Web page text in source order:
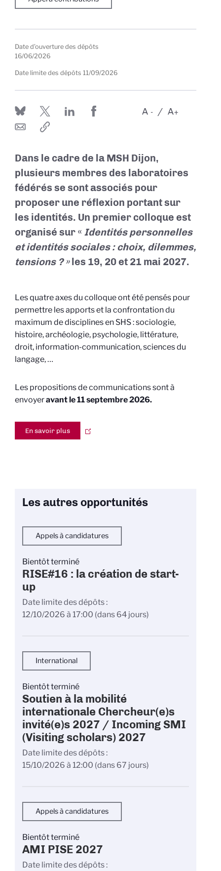
Date d’ouverture des dépôts
16/06/2026
Date limite des dépôts 11/09/2026
-
A +
A
Dans le cadre de la MSH Dijon,
plusieurs membres des laboratoires
fédérés se sont associés pour
proposer une réflexion portant sur
les identités. Un premier colloque est
organisé sur « Identités personnelles
et identités sociales : choix, dilemmes,
tensions ? »les 19, 20 et 21 mai 2027.
Les quatre axes du colloque ont été pensés pour
permettre les apports et la confrontation du
maximum de disciplines en SHS : sociologie,
histoire, archéologie, psychologie, littérature,
droit, information-communication, sciences du
langage, …
Les propositions de communications sont à
envoyeravant le11 septembre 2026.
En savoir plus
Les autres opportunités
Appels à candidatures
Bientôt terminé
RISE#16 : la création de start-
up
Date limite des dépôts
12/10/2026 à 17:00 (dans 64 jours)
International
Bientôt terminé
Soutien à la mobilité
internationale Chercheur(e)s
invité(e)s 2027 / Incoming SMI
(Visiting scholars) 2027
Date limite des dépôts
15/10/2026 à 12:00 (dans 67 jours)
Appels à candidatures
Bientôt terminé
AMI PISE 2027
Date limite des dépôts